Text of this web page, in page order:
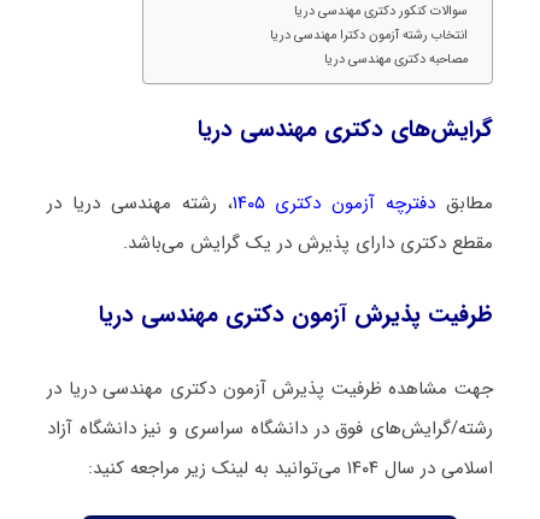
سوالات کنکور دکتری مهندسی دریا
انتخاب رشته آزمون دکترا مهندسی دریا
مصاحبه دکتری مهندسی دریا
گرایش‌های دکتری مهندسی دریا
مطابق دفترچه آزمون دکتری ۱۴۰۵
، رشته مهندسی دریا در
مقطع دکتری دارای پذیرش در یک گرایش می‌باشد.
ظرفیت پذیرش آزمون دکتری مهندسی دریا
جهت مشاهده ظرفیت پذیرش آزمون دکتری مهندسی دریا در
رشته/گرایش‌های فوق در دانشگاه سراسری و نیز دانشگاه آزاد
اسلامی در سال ۱۴۰۴ می‌توانید به لینک زیر مراجعه کنید: